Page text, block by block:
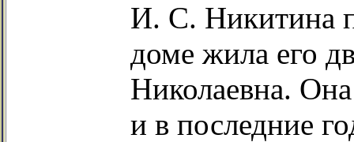
И. С. Никитина
доме жила его
Николаевна.
и в последние